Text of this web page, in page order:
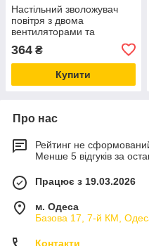
Настільний зволожувач
повітря з двома
вентиляторами та
Ended Spray Fan 280 мл
364 ₴
Купити
Про нас
Рейтинг не
Менше 5 відгуків за
Працює з 19.03.2026
м. Одеса
Базова 17, 7-й КМ,
Контакти